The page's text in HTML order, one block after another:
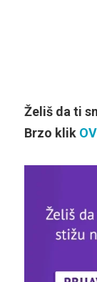
Želiš da ti
Brzo klik